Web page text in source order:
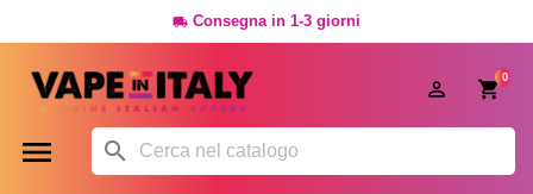
 Consegna in 1-3 giorni
0

 